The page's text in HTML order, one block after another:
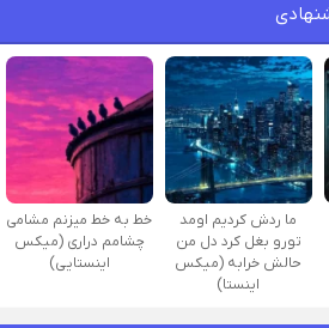
ما ردش کردیم اومد
تورو بغل کرد دل من
حالش خرابه (میکس
اینستا)
خط به خط میزنم مشامی
چشامم دراری (میکس
اینستایی)